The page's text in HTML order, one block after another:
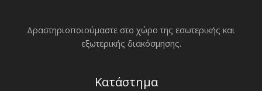
Δραστηριοποιoύμαστε στο χώρο της εσωτερικής και
εξωτερικής διακόσμησης.
Κατάστημα